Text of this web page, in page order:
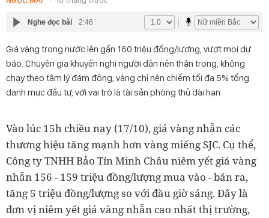
Nghe đọc bài 2:46
Giá vàng trong nước lên gần 160 triệu đồng/lượng, vượt mọi dự
báo. Chuyên gia khuyến nghị người dân nên thận trọng, không
chạy theo tâm lý đám đông; vàng chỉ nên chiếm tối đa 5% tổng
danh mục đầu tư, với vai trò là tài sản phòng thủ dài hạn.
Vào lúc 15h chiều nay (17/10), giá vàng nhẫn các
thương hiệu tăng mạnh hơn vàng miếng SJC. Cụ thể,
Công ty TNHH Bảo Tín Minh Châu niêm yết giá vàng
nhẫn 156 - 159 triệu đồng/lượng mua vào - bán ra,
tăng 5 triệu đồng/lượng so với đầu giờ sáng. Đây là
đơn vị niêm yết giá vàng nhẫn cao nhất thị trường,